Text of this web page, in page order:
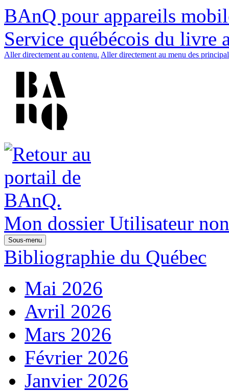
BAnQ pour appareils
Service québécois du livre
Aller directement au contenu. Aller directement au menu des
Mon dossier Utilisateur
Sous-menu
Bibliographie du Québec
Mai 2026
Avril 2026
Mars 2026
Février 2026
Janvier 2026